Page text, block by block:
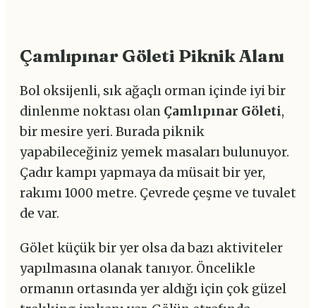
Çamlıpınar Göleti Piknik Alanı
Bol oksijenli, sık ağaçlı orman içinde iyi bir
dinlenme noktası olan Çamlıpınar Göleti,
bir mesire yeri. Burada piknik
yapabileceğiniz yemek masaları bulunuyor.
Çadır kampı yapmaya da müsait bir yer,
rakımı 1000 metre. Çevrede çeşme ve tuvalet
de var.
Gölet küçük bir yer olsa da bazı aktiviteler
yapılmasına olanak tanıyor. Öncelikle
ormanın ortasında yer aldığı için çok güzel